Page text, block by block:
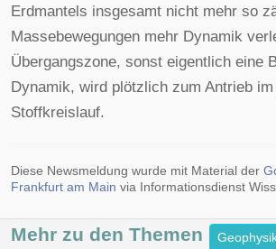
Erdmantels insgesamt nicht mehr so
Massebewegungen mehr Dynamik
Übergangszone, sonst eigentlich eine
Dynamik, wird plötzlich zum Antrieb
Stoffkreislauf.
Diese Newsmeldung wurde mit Material der
Frankfurt am Main via Informationsdienst
Mehr zu den Themen